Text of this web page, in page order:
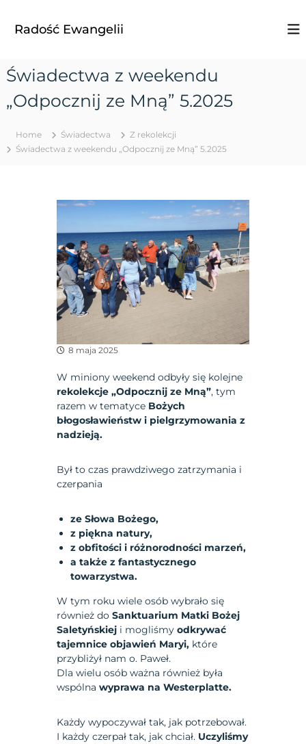
Radość Ewangelii
Świadectwa z weekendu
„Odpocznij ze Mną” 5.2025
Home Świadectwa
Z rekolekcji
Świadectwa z weekendu „Odpocznij ze Mną” 5.2025
8 maja 2025
W miniony weekend odbyły się kolejne
rekolekcje „Odpocznij ze Mną”, tym
razem w tematyce Bożych
błogosławieństw i pielgrzymowania z
nadzieją.
Był to czas prawdziwego zatrzymania i
czerpania
ze Słowa Bożego,
z piękna natury,
z obfitości i różnorodności marzeń,
a także z fantastycznego
towarzystwa.
W tym roku wiele osób wybrało się
również doSanktuarium Matki Bożej
Saletyńskiej i mogliśmyodkrywać
tajemnice objawień Maryi, które
przybliżył nam o. Paweł.
Dla wielu osób ważna również była
wspólnawyprawa na Westerplatte.
Każdy wypoczywał tak, jak potrzebował.
I każdy czerpał tak, jak chciał. Uczyliśmy